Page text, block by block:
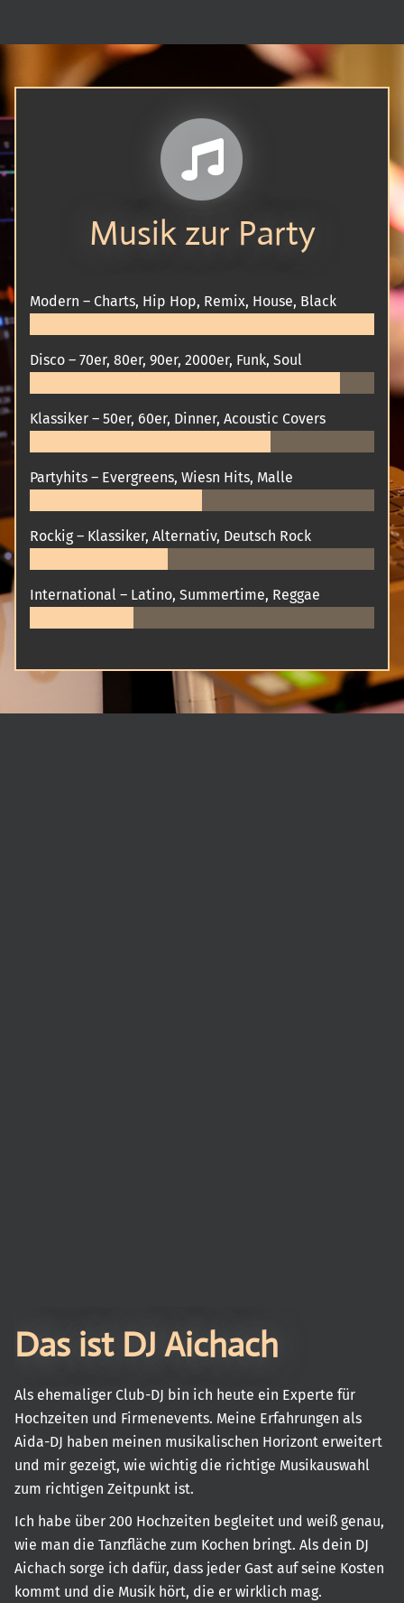
Musik zur Party
Modern – Charts, Hip Hop, Remix, House, Black
Disco – 70er, 80er, 90er, 2000er, Funk, Soul
Klassiker – 50er, 60er, Dinner, Acoustic Covers
Partyhits – Evergreens, Wiesn Hits, Malle
Rockig – Klassiker, Alternativ, Deutsch Rock
International – Latino, Summertime, Reggae
Das ist DJ Aichach
Als ehemaliger Club-DJ bin ich heute ein Experte für
Hochzeiten und Firmenevents. Meine Erfahrungen als
Aida-DJ haben meinen musikalischen Horizont erweitert
und mir gezeigt, wie wichtig die richtige Musikauswahl
zum richtigen Zeitpunkt ist.
Ich habe über 200 Hochzeiten begleitet und weiß genau,
wie man die Tanzfläche zum Kochen bringt. Als dein DJ
Aichach sorge ich dafür, dass jeder Gast auf seine Kosten
kommt und die Musik hört, die er wirklich mag.